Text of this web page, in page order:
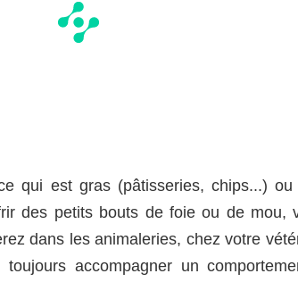
qui est gras (pâtisseries, chips...)
des petits bouts de foie ou de mou,
dans les animaleries, chez votre
accompagner un